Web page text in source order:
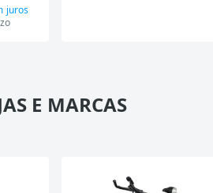
juros
E MARCAS